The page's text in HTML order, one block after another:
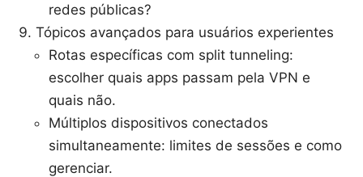
redes públicas?
Tópicos avançados para usuários experientes
Rotas específicas com split tunneling:
escolher quais apps passam pela VPN e
quais não.
Múltiplos dispositivos conectados
simultaneamente: limites de sessões e como
gerenciar.